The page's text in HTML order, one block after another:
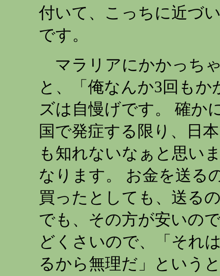
付いて、こっちに近づ
です。
マラリアにかかっち
と、「俺なんか3回も
ズは自慢げです。 確か
国で発症する限り、日
も知れないなぁと思い
なります。 お金を送る
買ったとしても、送る
でも、その方が安いの
どくさいので、「それ
るから無理だ」という